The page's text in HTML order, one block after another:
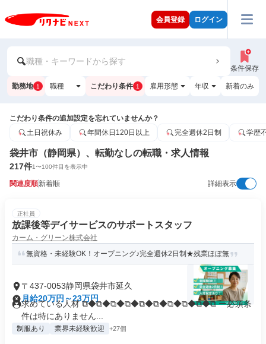
会員登録 ログイン
職種・キーワードから探す
条件保存
勤務地 1 職種 こだわり条件 1 雇用形態 年収 新着のみ
こだわり条件の追加設定を忘れていませんか？
土日祝休み
年間休日120日以上 完全週休2日制 学歴
袋井市（静岡県）、転勤なしの転職・求人情報
217件1〜100件目を表示中
関連度順新着順 詳細表示
正社員
放課後等デイサービスのサポートスタッフ
カーム・グリーン株式会社
無資格・未経験OK！オープニング♪完全週休2日制★残業ほぼ無
〒437-0053静岡県袋井市延久
月給20万円～23万円
求めている人材 ⧉◆⧉◆⧉◆⧉◆⧉◆⧉◆⧉◆⧉◆⧉◆⧉ ー必須条
件は特にありません...
制服あり 業界未経験歓迎 +27個